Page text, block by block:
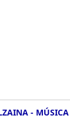
- MÚSICA